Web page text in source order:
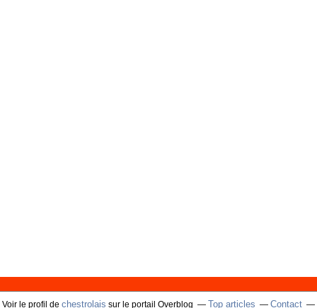
Voir le profil de chestrolais sur le portail Overblog Top articles Contact